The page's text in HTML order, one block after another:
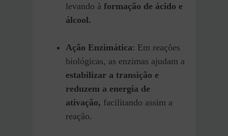
levando à formação de ácido e
álcool.
Ação Enzimática: Em reações
biológicas, as enzimas ajudam a
estabilizar a transição e
reduzem a energia de
ativação, facilitando assim a
reação.